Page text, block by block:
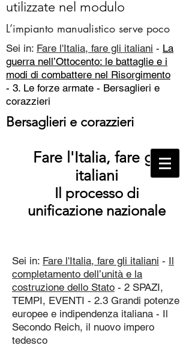
utilizzate nel modulo
L’impianto manualistico serve poco
Sei in: Fare l'Italia, fare gli italiani - La
guerra nell’Ottocento: le battaglie e i
modi di combattere nel Risorgimento
- 3. Le forze armate - Bersaglieri e
corazzieri
Bersaglieri e corazzieri
Fare l'Italia, fare gli
italiani
Il processo di
unificazione nazionale
Sei in: Fare l'Italia, fare gli italiani - Il
completamento dell’unità e la
costruzione dello Stato - 2 SPAZI,
TEMPI, EVENTI - 2.3 Grandi potenze
europee e indipendenza italiana - Il
Secondo Reich, il nuovo impero
tedesco